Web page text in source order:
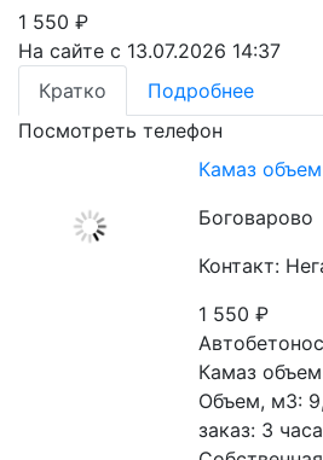
1 550 ₽
На сайте с 13.07.2026 14:37
Кратко
Подробнее
Посмотреть телефон
Камаз
Боговарово
Контакт:
1 550₽
Камаз объем
Объем, м3:
заказ: 3